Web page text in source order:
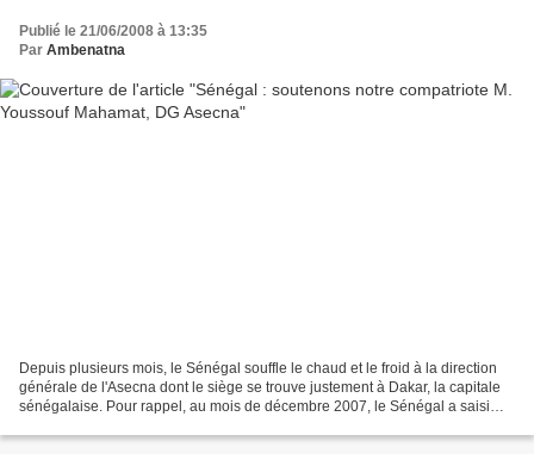
Publié le 21/06/2008 à 13:35
Par Ambenatna
Depuis plusieurs mois, le Sénégal souffle le chaud et le froid à la direction
générale de l'Asecna dont le siège se trouve justement à Dakar, la capitale
sénégalaise. Pour rappel, au mois de décembre 2007, le Sénégal a saisi